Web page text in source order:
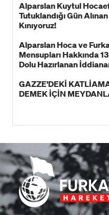
Alparslan Kuytul
Tutuklandığı Gün
Kınıyoruz!
Alparslan Hoca ve
Mensupları Hakkında
Dolu Hazırlanan
GAZZE'DEKİ
DEMEK İÇİN